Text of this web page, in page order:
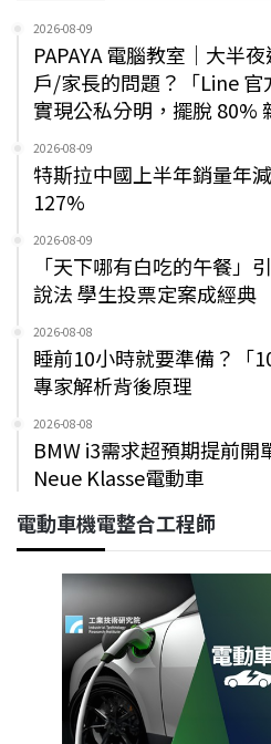
2026-08-09
PAPAYA 電腦教室｜大半
戶/家長的問題？「Line 官
實現公私分明，擺脫 80%
2026-08-09
特斯拉中國上半年銷量年
127%
2026-08-09
「天下哪有白吃的午餐」
說法 學生投票定案成經典
2026-08-08
睡前10小時就要準備？「
專家解析背後原理
2026-08-08
BMW i3需求超預期提前開
Neue Klasse電動車
電動車機電整合工程師